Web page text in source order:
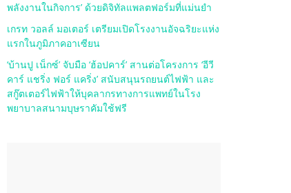
พลังงานในกิจการ’ ด้วยดิจิทัลแพลตฟอร์มที่แม่นยำ
เกรท วอลล์ มอเตอร์ เตรียมเปิดโรงงานอัจฉริยะแห่ง
แรกในภูมิภาคอาเซียน
‘บ้านปู เน็กซ์’ จับมือ ‘ฮ้อปคาร์’ สานต่อโครงการ ‘อีวี
คาร์ แชริ่ง ฟอร์ แคริ่ง’ สนับสนุนรถยนต์ไฟฟ้า และ
สกู๊ตเตอร์ไฟฟ้าให้บุคลากรทางการแพทย์ในโรง
พยาบาลสนามบุษราคัมใช้ฟรี